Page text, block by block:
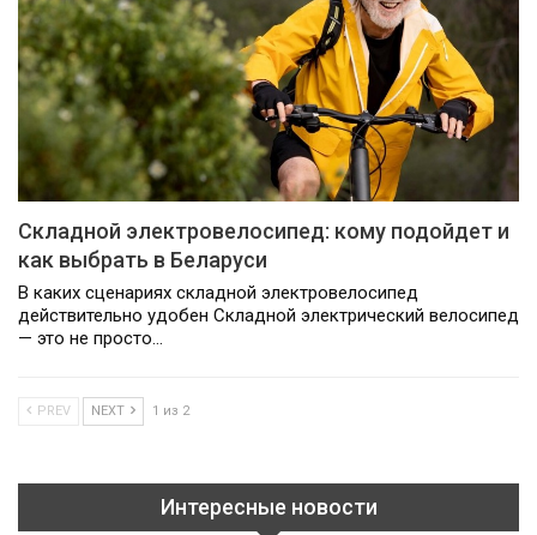
Складной электровелосипед: кому подойдет и
как выбрать в Беларуси
В каких сценариях складной электровелосипед
действительно удобен Складной электрический велосипед
— это не просто…
PREV NEXT 1 из 2
Интересные новости